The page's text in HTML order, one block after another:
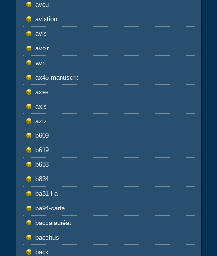
aveu
aviation
avis
avoir
avril
ax45-manuscrit
axes
axis
aziz
b609
b619
b633
b834
ba31-l-a
ba94-carte
baccalauréat
bacchus
back